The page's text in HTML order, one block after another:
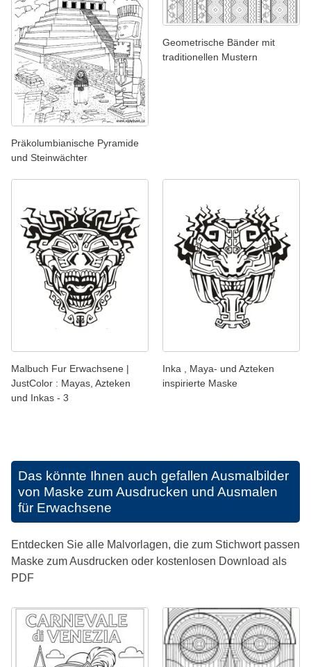
Präkolumbianische Pyramide
und Steinwächter
Geometrische Bänder mit
traditionellen Mustern
Malbuch Fur Erwachsene |
JustColor : Mayas, Azteken
und Inkas - 3
Inka , Maya- und Azteken
inspirierte Maske
Das könnte Ihnen auch gefallen Ausmalbilder
von Maske zum Ausdrucken und Ausmalen
für Erwachsene
Entdecken Sie alle Malvorlagen, die zum Stichwort passen
Maske zum Ausdrucken oder kostenlosen Download als
PDF